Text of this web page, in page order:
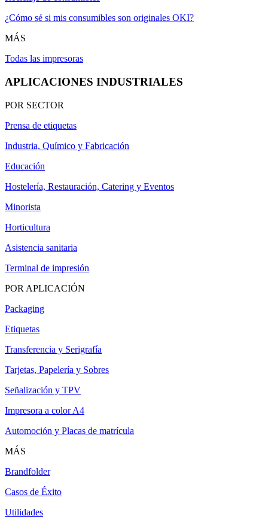
¿Cómo sé si mis consumibles son originales OKI?
MÁS
Todas las impresoras
APLICACIONES INDUSTRIALES
POR SECTOR
Prensa de etiquetas
Industria, Químico y Fabricación
Educación
Hostelería, Restauración, Catering y Eventos
Minorista
Horticultura
Asistencia sanitaria
Terminal de impresión
POR APLICACIÓN
Packaging
Etiquetas
Transferencia y Serigrafía
Tarjetas, Papelería y Sobres
Señalización y TPV
Impresora a color A4
Automoción y Placas de matrícula
MÁS
Brandfolder
Casos de Éxito
Utilidades